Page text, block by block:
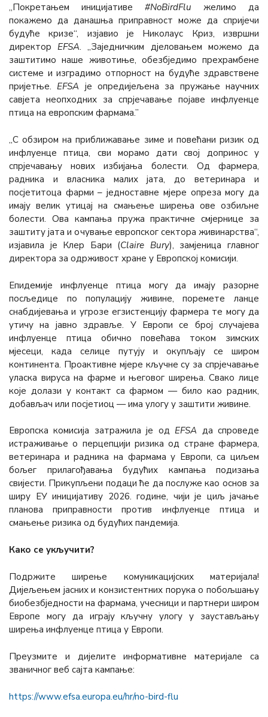
„Покретањем иницијативе #NoBirdFlu желимо да
покажемо да данашња приправност може да спријечи
будуће кризе“, изјавио је Николаус Криз, извршни
директорЕFSА. „Заједничким дјеловањем можемо да
заштитимо наше животиње, обезбједимо прехрамбене
системе и изградимо отпорност на будуће здравствене
пријетње.ЕFSА је опредијељена за пружање научних
савјета неопходних за спрјечавање појаве инфлуенце
птица на европским фармама.”
„С обзиром на приближавање зиме и повећани ризик од
инфлуенце птица, сви морамо дати свој допринос у
спрјечавању нових избијања болести. Од фармера,
радника и власника малих јата, до ветеринара и
посјетитоца фарми – једноставне мјере опреза могу да
имају велик утицај на смањење ширења ове озбиљне
болести. Ова кампања пружа практичне смјернице за
заштиту јата и очување европског сектора живинарства“,
изјавила је Клер Бари (Claire Bury), замјеница главног
директора за одрживост хране у Европској комисији.
Епидемије инфлуенце птица могу да имају разорне
посљедице по популацију живине, поремете ланце
снабдијевања и угрозе егзистенцију фармера те могу да
утичу на јавно здравље. У Европи се број случајева
инфлуенце птица обично повећава током зимских
мјесеци, када селице путују и окупљају се широм
континента. Проактивне мјере кључне су за спрјечавање
уласка вируса на фарме и његовог ширења. Свако лице
које долази у контакт са фармом — било као радник,
добављач или посјетиоц — има улогу у заштити живине.
Европска комисија затражила је одЕFSА да спроведе
истраживање о перцепцији ризика од стране фармера,
ветеринара и радника на фармама у Европи, са циљем
бољег прилагођавања будућих кампања подизања
свијести. Прикупљени подаци ће да послуже као основ за
ширу ЕУ иницијативу 2026. године, чији је циљ јачање
планова приправности против инфлуенце птица и
смањење ризика од будућих пандемија.
Како се укључити?
Подржите ширење комуникацијских материјала!
Дијељењем јасних и конзистентних порука о побољшању
биобезбједности на фармама, учесници и партнери широм
Европе могу да играју кључну улогу у заустављању
ширења инфлуенце птица у Европи.
Преузмите и дијелите информативне материјале са
званичног веб сајта кампање:
https://www.efsa.europa.eu/hr/no-bird-flu